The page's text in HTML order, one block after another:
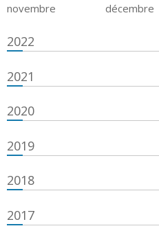
novembre
décembre
2022
2021
2020
2019
2018
2017